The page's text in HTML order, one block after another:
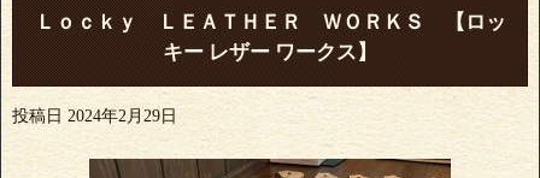
Ｌｏｃｋｙ ＬＥＡＴＨＥＲ ＷＯＲＫＳ 【ロッ
キー レザー ワークス】
投稿日 2024年2月29日